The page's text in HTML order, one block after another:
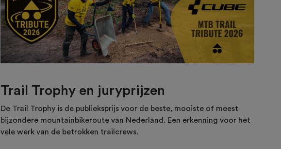
Trail Trophy en juryprijzen
De Trail Trophy is de publieksprijs voor de beste, mooiste of meest
bijzondere mountainbikeroute van Nederland. Een erkenning voor het
vele werk van de betrokken trailcrews.